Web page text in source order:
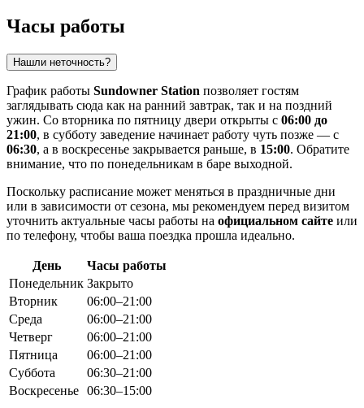
Часы работы
Нашли неточность?
График работы Sundowner Station позволяет гостям
заглядывать сюда как на ранний завтрак, так и на поздний
ужин. Со вторника по пятницу двери открыты с 06:00 до
21:00, в субботу заведение начинает работу чуть позже — с
06:30, а в воскресенье закрывается раньше, в 15:00. Обратите
внимание, что по понедельникам в баре выходной.
Поскольку расписание может меняться в праздничные дни
или в зависимости от сезона, мы рекомендуем перед визитом
уточнить актуальные часы работы на официальном сайте или
по телефону, чтобы ваша поездка прошла идеально.
День
Часы работы
Понедельник Закрыто
Вторник
06:00–21:00
Среда
06:00–21:00
Четверг
06:00–21:00
Пятница
06:00–21:00
Суббота
06:30–21:00
Воскресенье 06:30–15:00